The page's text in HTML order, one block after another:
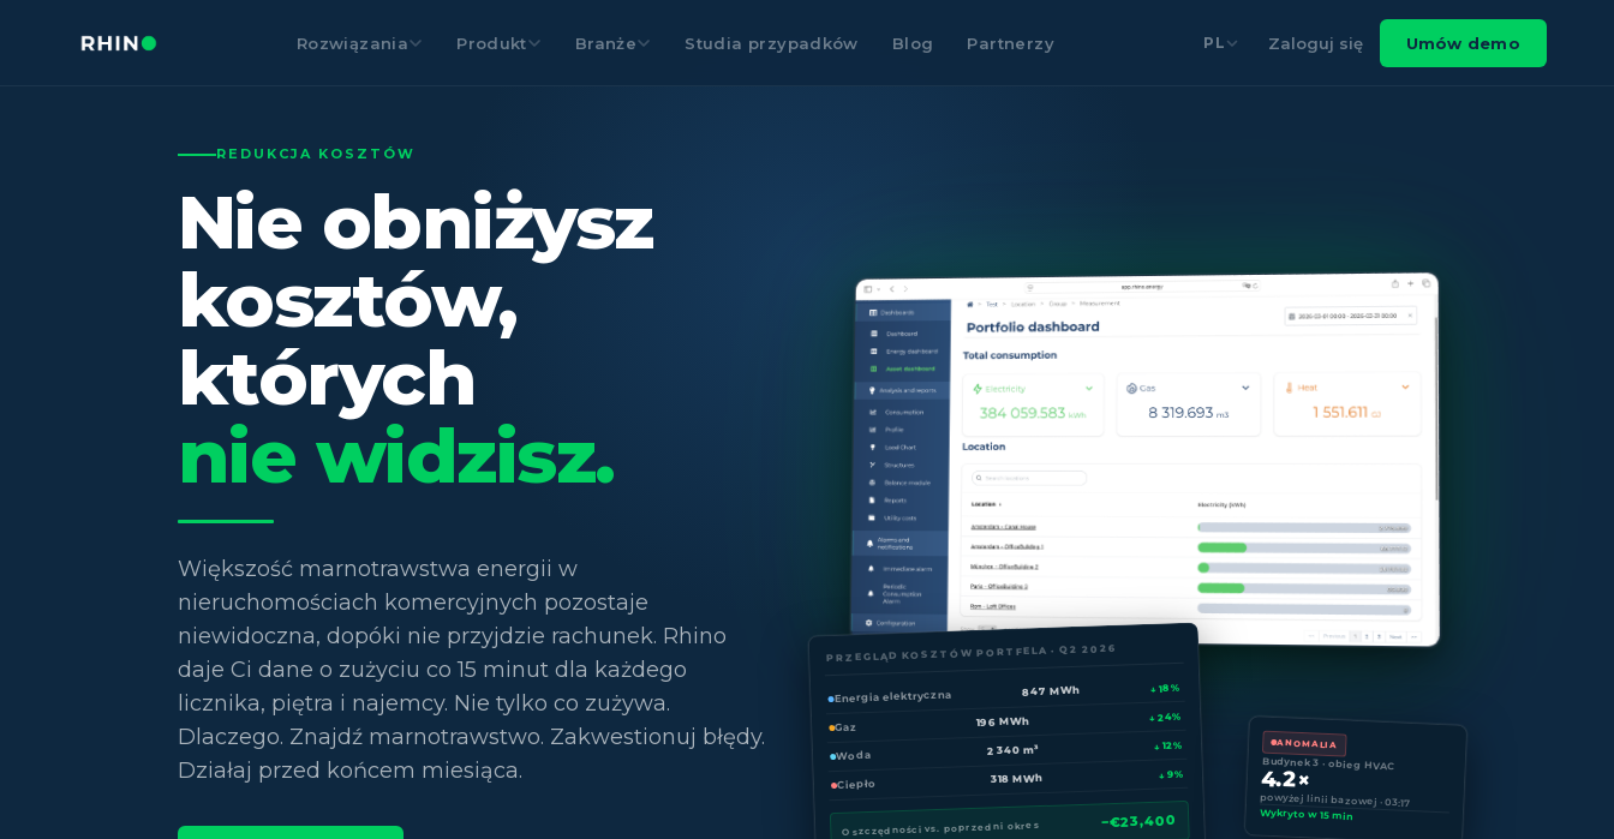
Rozwiązania Produkt Branże Studia przypadków Blog Partnerzy PL Zaloguj się Umów demo
REDUKCJA KOSZTÓW
Nie obniżysz
kosztów,
których
nie widzisz.
Większość marnotrawstwa energii w
nieruchomościach komercyjnych pozostaje
niewidoczna, dopóki nie przyjdzie rachunek. Rhino
daje Ci dane o zużyciu co 15 minut dla każdego
licznika, piętra i najemcy. Nie tylko co zużywa.
Dlaczego. Znajdź marnotrawstwo. Zakwestionuj błędy.
Działaj przed końcem miesiąca.
PRZEGLĄD KOSZTÓW PORTFELA · Q2 2026
Energia elektryczna 847 MWh ↓ 18%
Gaz 196 MWh ↓ 24%
Woda 2 340 m³ ↓ 12%
Ciepło 318 MWh ↓ 9%
Oszczędności vs. poprzedni okres −€23,400
ANOMALIA
Budynek 3 · obieg HVAC
4.2×
powyżej linii bazowej · 03:17
Wykryto w 15 min